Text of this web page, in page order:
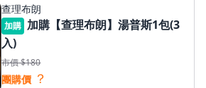
查理布朗
加購 加購【查理布朗】湯普斯1包(3
入)
市價 $180
團購價 ？